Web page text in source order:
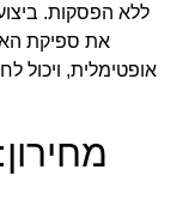
ללא הפסקות.
את ספיקת
אופטימלית, ויכול